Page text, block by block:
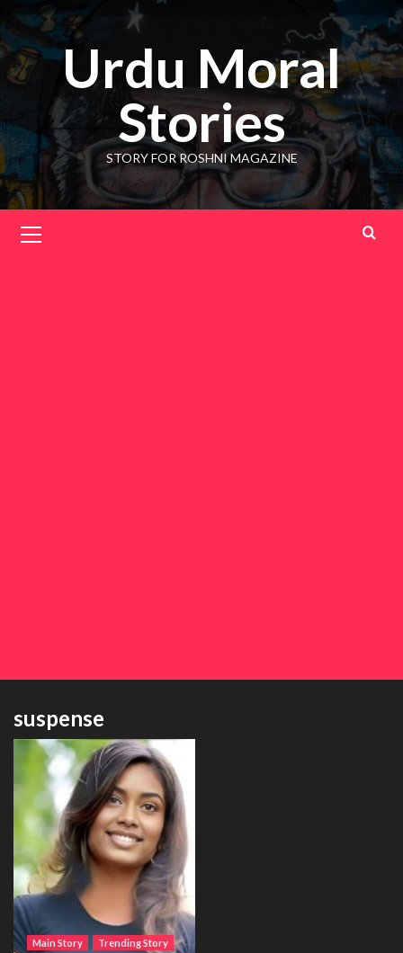
to
content
Urdu Moral
Stories
STORY FOR ROSHNI MAGAZINE
Menu
suspense
Main Story Trending Story